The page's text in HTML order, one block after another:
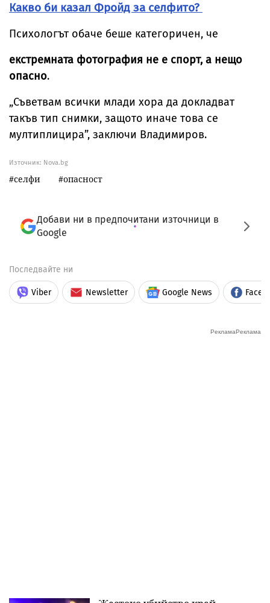
Какво би казал Фройд за селфито?
Психологът обаче беше категоричен, че
екстремната фотография не е спорт, а нещо
опасно.
„Съветвам всички млади хора да докладват
такъв тип снимки, защото иначе това се
мултиплицира”, заключи Владимиров.
Източник: Nova.bg
селфи опасност
Добави ни в предпочитани източници в
Google
Последвайте ни
Viber Newsletter Google News